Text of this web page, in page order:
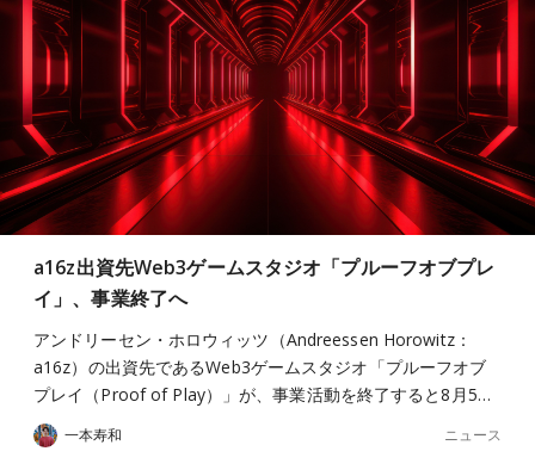
a16z出資先Web3ゲームスタジオ「プルーフオブプレ
イ」、事業終了へ
アンドリーセン・ホロウィッツ（Andreessen Horowitz：
a16z）の出資先であるWeb3ゲームスタジオ「プルーフオブ
プレイ（Proof of Play）」が、事業活動を終了すると8月5…
一本寿和 ニュース